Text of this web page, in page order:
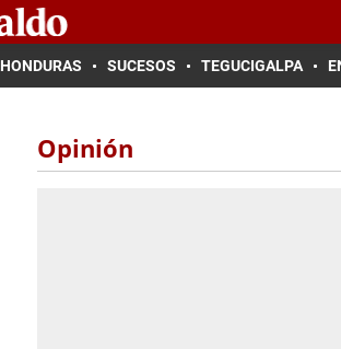
HONDURAS SUCESOS TEGUCIGALPA
Opinión